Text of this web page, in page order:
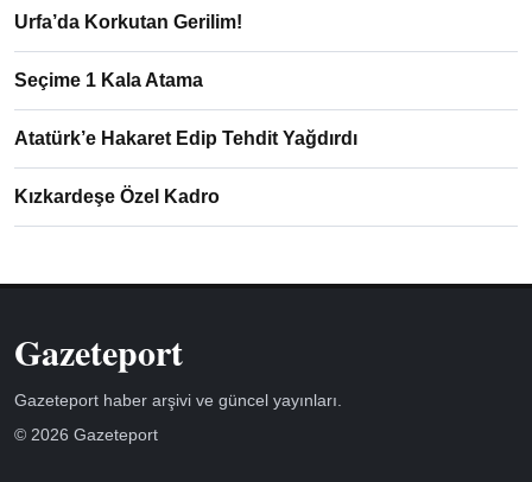
Urfa’da Korkutan Gerilim!
Seçime 1 Kala Atama
Atatürk’e Hakaret Edip Tehdit Yağdırdı
Kızkardeşe Özel Kadro
Gazeteport
Gazeteport haber arşivi ve güncel yayınları.
© 2026 Gazeteport